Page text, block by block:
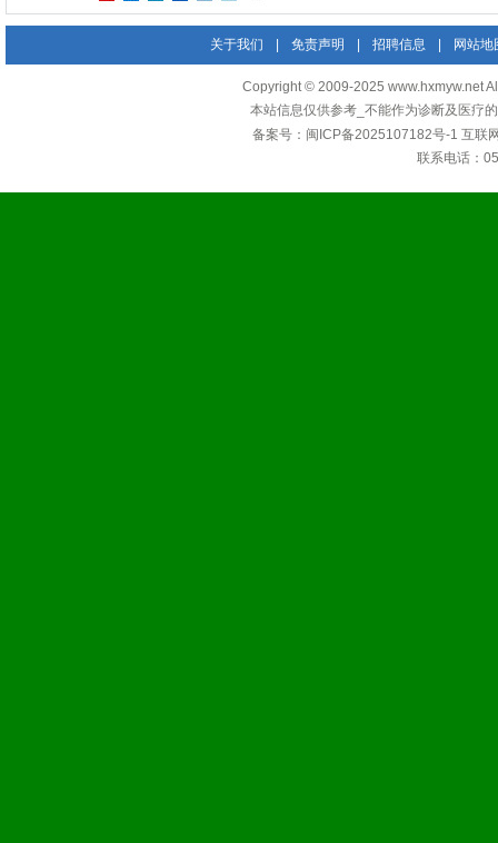
关于我们 免责声明 招聘信息 网站地
Copyright © 2009-2025 www.hxmyw.net
本站信息仅供参考_不能作为诊断及医疗
备案号： 闽ICP备2025107182号-1 互联
联系电话：